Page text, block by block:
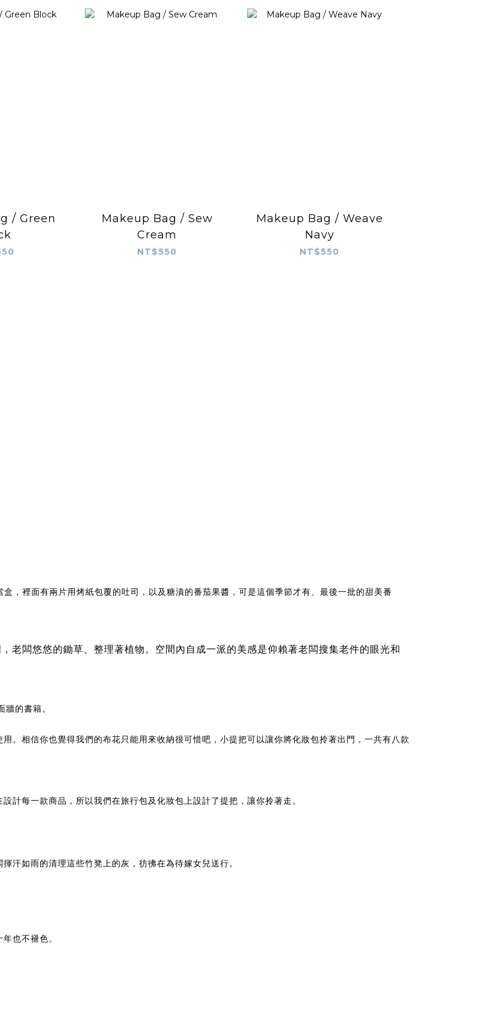
/ Green
Makeup Bag / Sew
Cream
NT$550
Makeup Bag / Weave
Navy
NT$550
，裡面有兩片用烤紙包覆的吐司，以及糖漬的番茄果醬，可是這個季節才有、最後一批的甜美番
闆悠悠的鋤草、整理著植物。空間內自成一派的美感是仰賴著老闆搜集老件的眼光和
的書籍。
。相信你也覺得我們的布花只能用來收納很可惜吧，小提把可以讓你將化妝包拎著出門，一共有八款
計每一款商品，所以我們在旅行包及化妝包上設計了提把，讓你拎著走。
汗如雨的清理這些竹凳上的灰，彷彿在為待嫁女兒送行。
也不褪色。